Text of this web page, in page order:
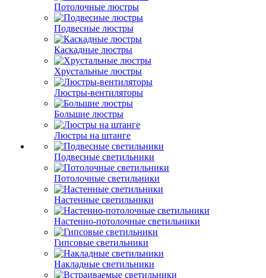
Потолочные люстры
Подвесные люстры
Каскадные люстры
Хрустальные люстры
Люстры-вентиляторы
Большие люстры
Люстры на штанге
Подвесные светильники
Потолочные светильники
Настенные светильники
Настенно-потолочные светильники
Гипсовые светильники
Накладные светильники